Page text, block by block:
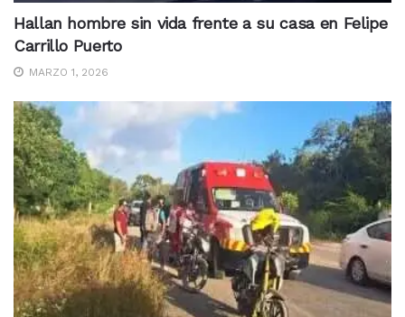
Hallan hombre sin vida frente a su casa en Felipe
Carrillo Puerto
MARZO 1, 2026